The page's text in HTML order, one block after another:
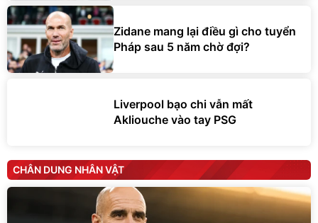
Zidane mang lại điều gì cho tuyển
Pháp sau 5 năm chờ đợi?
Liverpool bạo chi vẫn mất
Akliouche vào tay PSG
CHÂN DUNG NHÂN VẬT